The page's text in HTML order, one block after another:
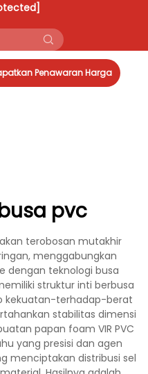
Penawaran Harga
pvc
terobosan mutakhir
menggabungkan
dengan teknologi busa
struktur inti berbusa
kekuatan-terhadap-berat
stabilitas dimensi
papan foam VIR PVC
yang presisi dan agen
menciptakan distribusi sel